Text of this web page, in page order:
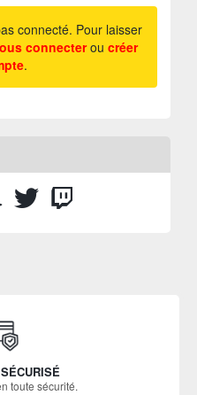
connecté. Pour laisser
connecterou créer
.
toute sécurité.